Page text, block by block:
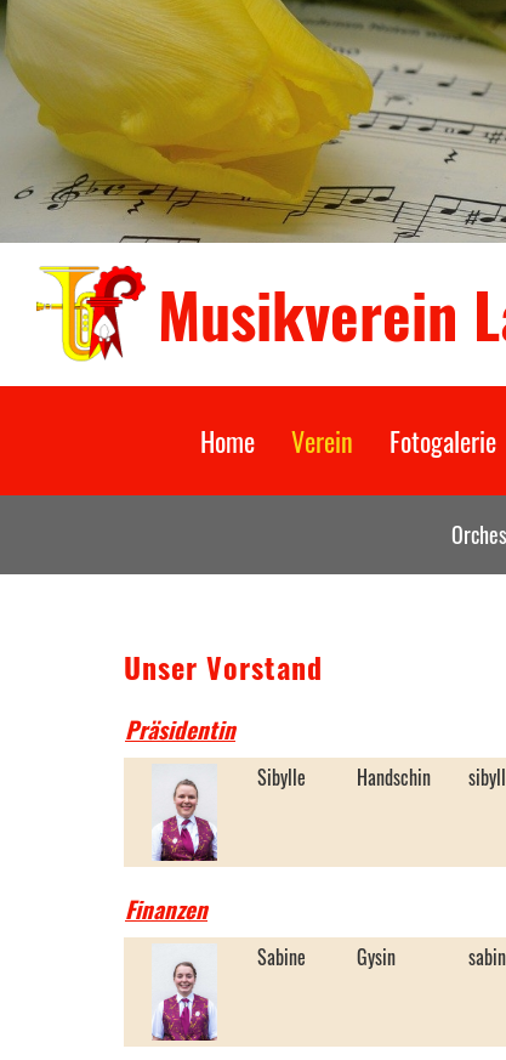
Musikverein
Home Verein Fotogalerie
Unser Vorstand
Präsidentin
Sibylle Handschin
Finanzen
Sabine Gysin